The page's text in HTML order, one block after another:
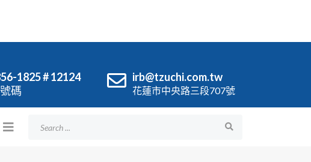
1825 # 12124
碼
irb@tzuchi.com.tw
花蓮市中央路三段707號